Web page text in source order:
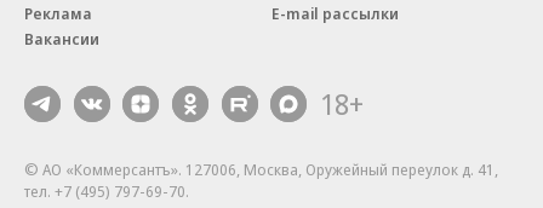
Реклама
Вакансии
E-mail рассылки
18+
© АО «Коммерсантъ». 127006, Москва, Оружейный переулок д. 41,
тел. +7 (495) 797-69-70.